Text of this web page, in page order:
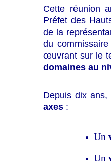
Cette réunion
Préfet des
de la
du
œuvrant sur le
domaines au
Depuis dix ans,
axes :
Un
Un